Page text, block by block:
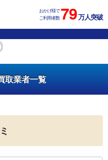
おかげ様で
ご利用者数79万人突破
取業者一覧